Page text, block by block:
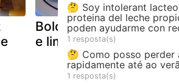
Bolo de nozes
e limão
Bolo
🤔 Soy intolerant
proteina del leche
poden ayudarme con
1 resposta(s)
🤔 Como posso perder
rapidamente até ao
1 resposta(s)